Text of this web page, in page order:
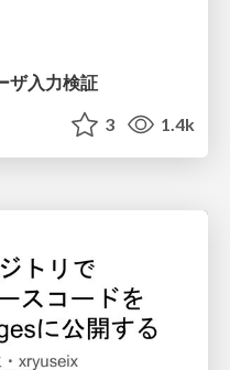
ザ入力検証
3 1.4k